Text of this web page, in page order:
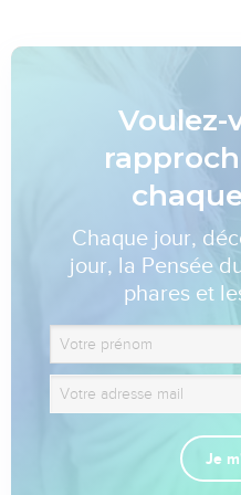
Voulez-
Chaque jour,
jour, la Pensée
phares et
Je